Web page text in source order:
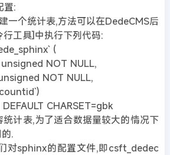
置:
一个统计表,方法可以在DedeCMS后
工具]中执行下列代码:
(
NOT NULL,
NOT NULL,
CHARSET=gbk
计表,为了适合数据量较大的情况下
.
对sphinx的配置文件,即csft_dedec